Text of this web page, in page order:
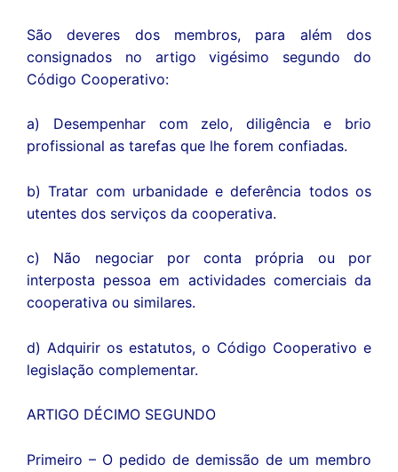
São deveres dos membros, para além dos
consignados no artigo vigésimo segundo do
Código Cooperativo:
a) Desempenhar com zelo, diligência e brio
profissional as tarefas que lhe forem confiadas.
b) Tratar com urbanidade e deferência todos os
utentes dos serviços da cooperativa.
c) Não negociar por conta própria ou por
interposta pessoa em actividades comerciais da
cooperativa ou similares.
d) Adquirir os estatutos, o Código Cooperativo e
legislação complementar.
ARTIGO DÉCIMO SEGUNDO
Primeiro – O pedido de demissão de um membro